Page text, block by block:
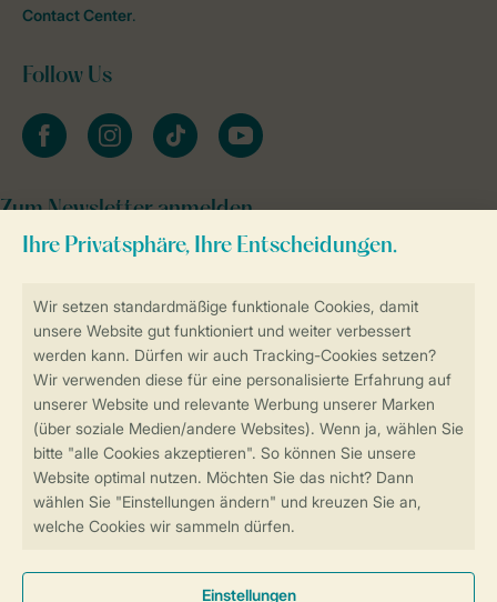
Sicherstellung Deiner Privatsphäre
Sicher und schnell zur Online-Buchung
SSL-Verschlüsselung
Sichere Datenübertragung
Sicheres Bezahlen
Contact Center.
Follow Us
facebookinstagramtiktok youtube
Zum Newsletter anmelden